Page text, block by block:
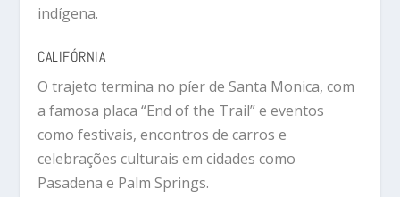
indígena.
CALIFÓRNIA
O trajeto termina no píer deSanta Monica, com
a famosa placa “End of the Trail” e eventos
como festivais, encontros de carros e
celebrações culturais em cidades como
Pasadena e Palm Springs.